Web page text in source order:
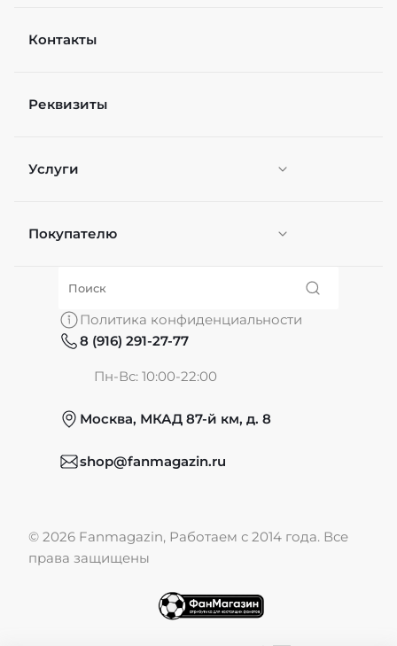
Контакты
Реквизиты
Услуги
Персонификация
Покупателю
О нас
Обмен и возврат
Публичная оферта
Политика конфиденциальности
8 (916) 291-27-77
Пн-Вс: 10:00-22:00
Москва, МКАД 87-й км, д. 8
shop@fanmagazin.ru
© 2026 Fanmagazin, Работаем с 2014 года. Все
права защищены